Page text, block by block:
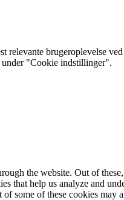
relevante brugeroplevelse
"Cookie indstillinger".
the website. Out of
that help us analyze and
some of these cookies may